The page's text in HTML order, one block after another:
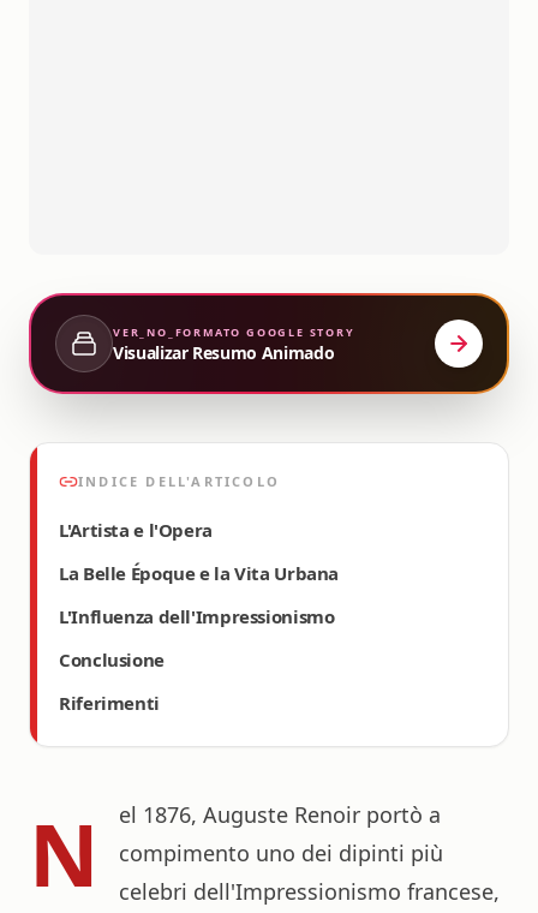
VER_NO_FORMATO GOOGLE STORY
Visualizar Resumo Animado
INDICE DELL'ARTICOLO
L'Artista e l'Opera
La Belle Époque e la Vita Urbana
L'Influenza dell'Impressionismo
Conclusione
Riferimenti
N
el 1876, Auguste Renoir portò a
compimento uno dei dipinti più
celebri dell'Impressionismo francese,